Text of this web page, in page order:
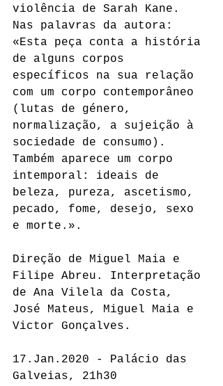
violência de Sarah Kane.
Nas palavras da autora:
«Esta peça conta a história
de alguns corpos
específicos na sua relação
com um corpo contemporâneo
(lutas de género,
normalização, a sujeição à
sociedade de consumo).
Também aparece um corpo
intemporal: ideais de
beleza, pureza, ascetismo,
pecado, fome, desejo, sexo
e morte.».
Direção de Miguel Maia e
Filipe Abreu. Interpretação
de Ana Vilela da Costa,
José Mateus, Miguel Maia e
Victor Gonçalves.
17.Jan.2020 - Palácio das
Galveias, 21h30